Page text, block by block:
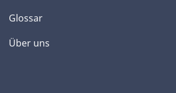
Glossar
Über uns